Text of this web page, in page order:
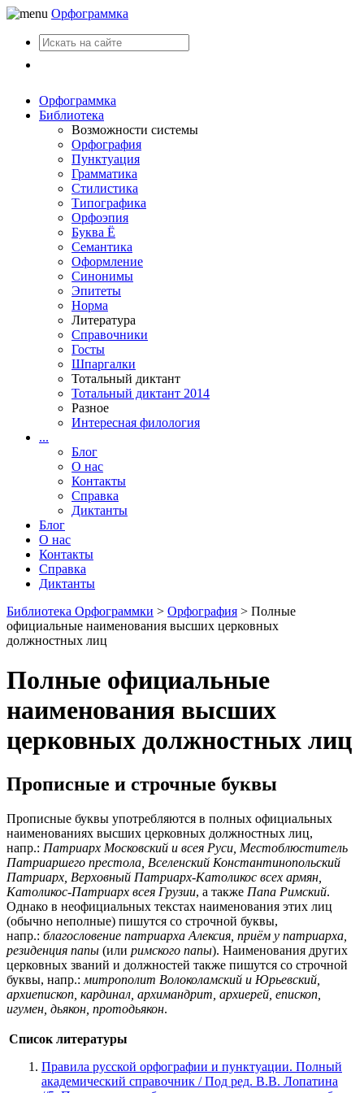
Орфограммка
Орфограммка
Библиотека
Возможности системы
Орфография
Пунктуация
Грамматика
Стилистика
Типографика
Орфоэпия
Буква Ё
Семантика
Оформление
Синонимы
Эпитеты
Норма
Литература
Справочники
Госты
Шпаргалки
Тотальный диктант
Тотальный диктант 2014
Разное
Интересная филология
...
Блог
О нас
Контакты
Справка
Диктанты
Блог
О нас
Контакты
Справка
Диктанты
Библиотека Орфограммки > Орфография > Полные
официальные наименования высших церковных
должностных лиц
Полные официальные
наименования высших
церковных должностных лиц
Прописные и строчные буквы
Прописные буквы употребляются в полных официальных
наименованиях высших церковных должностных лиц,
напр.: Патриарх Московский и всея Руси, Местоблюститель
Патриаршего престола, Вселенский Константинопольский
Патриарх, Верховный Патриарх-Католикос всех армян,
Католикос-Патриарх всея Грузии, а также Папа Римский.
Однако в неофициальных текстах наименования этих лиц
(обычно неполные) пишутся со строчной буквы,
напр.: благословение патриарха Алексия, приём у патриарха,
резиденция папы (или римского папы). Наименования других
церковных званий и должностей также пишутся со строчной
буквы, напр.: митрополит Волоколамский и Юрьевский,
архиепископ, кардинал, архимандрит, архиерей, епископ,
игумен, дьякон, протодьякон.
Список литературы
Правила русской орфографии и пунктуации. Полный
академический справочник / Под ред. В.В. Лопатина